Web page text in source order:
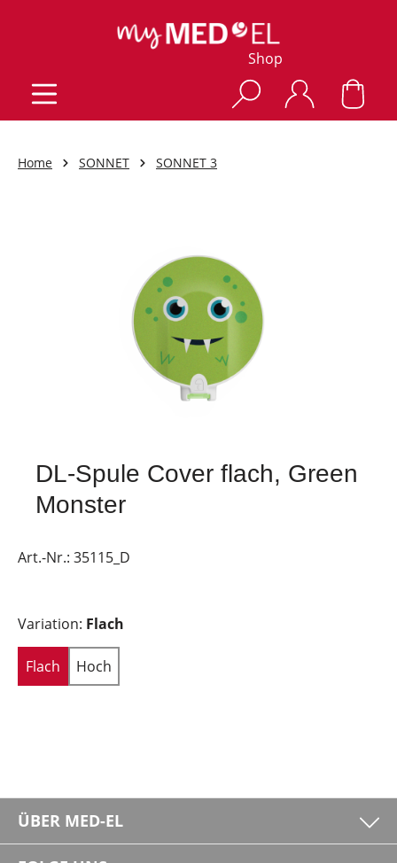
Shop
Home SONNET SONNET 3
DL-Spule Cover flach, Green
Monster
Art.-Nr.: 35115_D
Variation: Flach
Flach Hoch
ÜBER MED-EL